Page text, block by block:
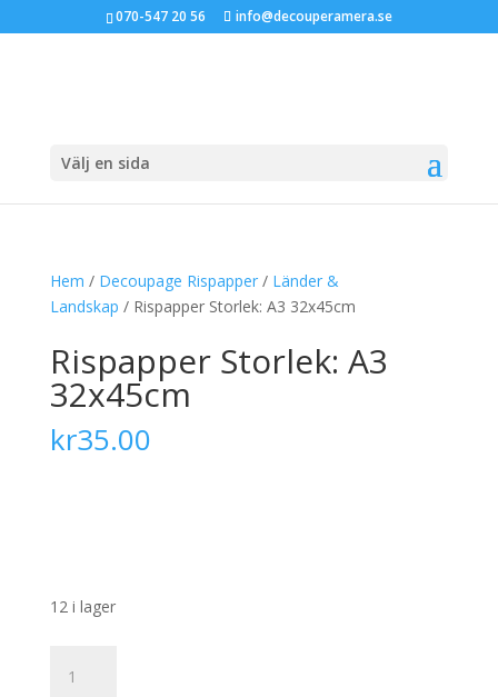
070-547 20 56 info@decouperamera.se
Välj en sida
Hem / Decoupage Rispapper/ Länder &
Landskap / Rispapper Storlek: A3 32x45cm
Rispapper Storlek: A3
32x45cm
kr35.00
12 i lager
Storlek: